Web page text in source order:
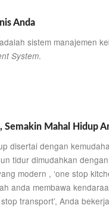
Anda
sistem manajemen
System.
Semakin Mahal Hidup
disertai dengan
tidur dimudahkan
modern , ‘one stop
anda membawa
transport’, Anda